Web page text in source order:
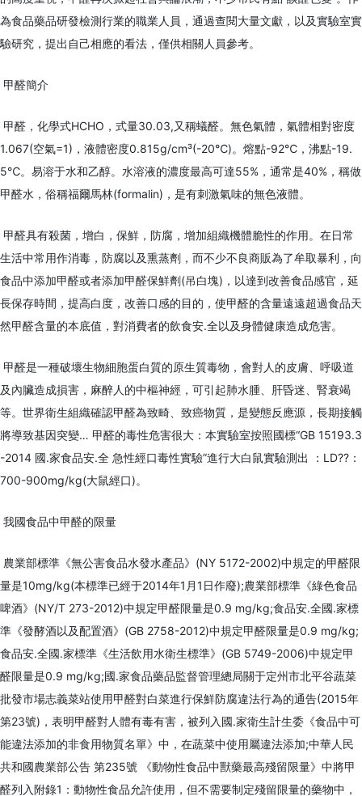
為食品藥品研發檢測行業的職業人員，通過查閱大量文獻，以及實驗室實
驗研究，提出自己相應的看法，僅供相關人員參考。
甲醛簡介
甲醛，化學式HCHO，式量30.03,又稱蟻醛。無色氣體，氣體相對密度
1.067(空氣=1)，液體密度0.815g/cm³(-20℃)。熔點-92℃，沸點-19.
5℃。易溶于水和乙醇。水溶液的濃度最高可達55%，通常是40%，稱做
甲醛水，俗稱福爾馬林(formalin)，是有刺激氣味的無色液體。
甲醛具有殺菌，增白，保鮮，防腐，增加組織機體脆性的作用。在日常
生活中常用作消毒，防腐以及熏蒸劑，而不少不良商販為了牟取暴利，向
食品中添加甲醛或者添加甲醛保鮮劑(吊白塊)，以達到改善食品感官，延
長保存時間，提高白度，改善口感的目的，使甲醛的含量遠遠超過食品天
然甲醛含量的本底值，對消費者的飲食安.全以及身體健康造成危害。
甲醛是一種破壞生物細胞蛋白質的原生質毒物，會對人的皮膚、呼吸道
及內臟造成損害，麻醉人的中樞神經，可引起肺水腫、肝昏迷、腎衰竭
等。世界衛生組織確認甲醛為致畸、致癌物質，是變態反應源，長期接觸
將導致基因突變… 甲醛的毒性危害很大：本實驗室按照國標“GB 15193.3
-2014 國.家食品安.全 急性經口毒性實驗”進行大白鼠實驗測出 ：LD??：
700-900mg/kg(大鼠經口)。
我國食品中甲醛的限量
農業部標準《無公害食品水發水產品》(NY 5172-2002)中規定的甲醛限
量是10mg/kg(本標準已經于2014年1月1日作廢);農業部標準《綠色食品
啤酒》(NY/T 273-2012)中規定甲醛限量是0.9 mg/kg;食品安.全國.家標
準《發酵酒以及配置酒》(GB 2758-2012)中規定甲醛限量是0.9 mg/kg;
食品安.全國.家標準《生活飲用水衛生標準》(GB 5749-2006)中規定甲
醛限量是0.9 mg/kg;國.家食品藥品監督管理總局關于定州市北平谷蔬菜
批發市場志義菜站使用甲醛對白菜進行保鮮防腐違法行為的通告(2015年
第23號)，表明甲醛對人體有毒有害，被列入國.家衛生計生委《食品中可
能違法添加的非食用物質名單》中，在蔬菜中使用屬違法添加;中華人民
共和國農業部公告 第235號 《動物性食品中獸藥最高殘留限量》中將甲
醛列入附錄1：動物性食品允許使用，但不需要制定殘留限量的藥物中，